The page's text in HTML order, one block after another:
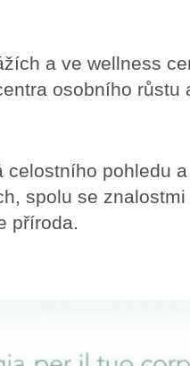
a ve wellness
osobního růstu
celostního pohledu
spolu se
příroda.